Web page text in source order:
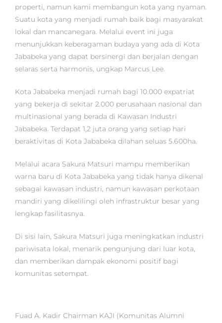
properti, namun kami membangun kota yang nyaman.
Suatu kota yang menjadi rumah baik bagi masyarakat
lokal dan mancanegara. Melalui event ini juga
menunjukkan keberagaman budaya yang ada di Kota
Jababeka yang dapat bersinergi dan berjalan dengan
selaras serta harmonis, ungkap Marcus Lee.
Kota Jababeka menjadi rumah bagi 10.000 expatriat
yang bekerja di sekitar 2.000 perusahaan nasional dan
multinasional yang berada di Kawasan Industri
Jababeka. Terdapat 1,2 juta orang yang setiap hari
beraktivitas di Kota Jababeka dilahan seluas 5.600ha.
Melalui acara Sakura Matsuri mampu memberikan
warna baru di Kota Jababeka yang tidak hanya dikenal
sebagai kawasan industri, namun kawasan perkotaan
mandiri yang dikelilingi oleh infrastruktur besar yang
lengkap fasilitasnya.
Di sisi lain, Sakura Matsuri juga meningkatkan industri
pariwisata lokal, menarik pengunjung dari luar kota,
dan memberikan dampak ekonomi positif bagi
komunitas setempat.
Fuad A. Kadir Chairman KAJI (Komunitas Alumni